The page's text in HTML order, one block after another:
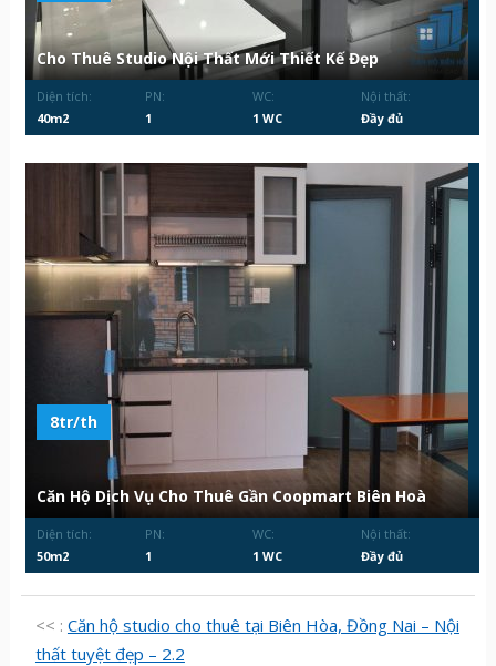
Cho Thuê Studio Nội Thất Mới Thiết Kế Đẹp
Diện tích:
40m2
PN:
1
WC:
1 WC
Nội thất:
Đầy đủ
8tr/th
Căn Hộ Dịch Vụ Cho Thuê Gần Coopmart Biên Hoà
Diện tích:
50m2
PN:
1
WC:
1 WC
Nội thất:
Đầy đủ
<< : Căn hộ studio cho thuê tại Biên Hòa, Đồng Nai – Nội
thất tuyệt đẹp – 2.2